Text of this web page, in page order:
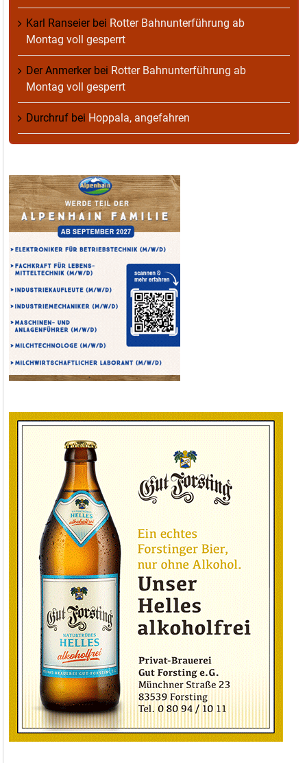
Karl Ranseierbei Rotter Bahnunterführung ab
Montag voll gesperrt
Der Anmerkerbei Rotter Bahnunterführung ab
Montag voll gesperrt
Durchruf bei Hoppala, angefahren